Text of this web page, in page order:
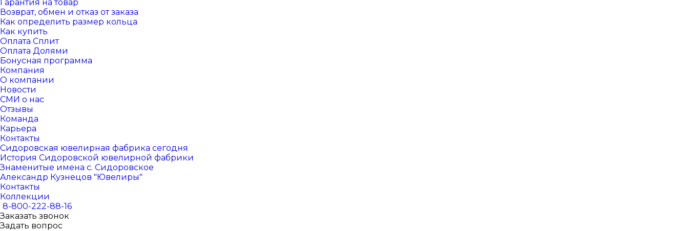
Гарантия на товар
Возврат, обмен и отказ от заказа
Как определить размер кольца
Как купить
Оплата Сплит
Оплата Долями
Бонусная программа
Компания
О компании
Новости
СМИ о нас
Отзывы
Команда
Карьера
Контакты
Сидоровская ювелирная фабрика сегодня
История Сидоровской ювелирной фабрики
Знаменитые имена с. Сидоровское
Александр Кузнецов "Ювелиры"
Контакты
Коллекции
8-800-222-88-16
Заказать звонок
Задать вопрос